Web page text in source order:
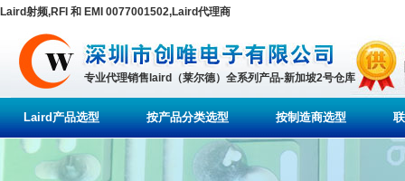
Laird射频,RFI 和 EMI 0077001502,Laird代理商
专业代理销售laird（莱尔德）全系列产品-新加坡2号仓库
Laird产品选型 按产品分类选型 按制造商选型